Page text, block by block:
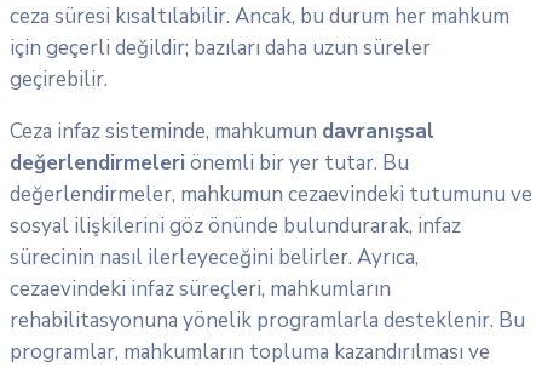
ceza süresi kısaltılabilir. Ancak, bu durum her mahkum
için geçerli değildir; bazıları daha uzun süreler
geçirebilir.
Ceza infaz sisteminde, mahkumun davranışsal
değerlendirmeleri önemli bir yer tutar. Bu
değerlendirmeler, mahkumun cezaevindeki tutumunu ve
sosyal ilişkilerini göz önünde bulundurarak, infaz
sürecinin nasıl ilerleyeceğini belirler. Ayrıca,
cezaevindeki infaz süreçleri, mahkumların
rehabilitasyonuna yönelik programlarla desteklenir. Bu
programlar, mahkumların topluma kazandırılması ve